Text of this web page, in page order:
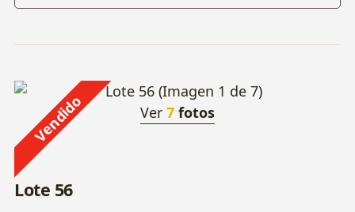
Vendido Ver 7 fotos
Lote 56